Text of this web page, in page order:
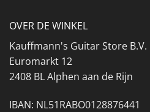
OVER DE WINKEL
Kauffmann's Guitar Store B.V.
Euromarkt 12
2408 BL Alphen aan de Rijn
IBAN: NL51RABO0128876441